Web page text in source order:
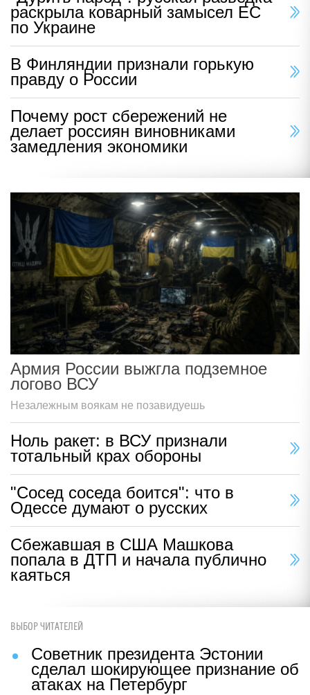
раскрыла коварный замысел ЕС
по Украине
В Финляндии признали горькую
правду о России
Почему рост сбережений не
делает россиян виновниками
замедления экономики
Армия России выжгла подземное
логово ВСУ
Незалежным воякам не позавидуешь
Ноль ракет: в ВСУ признали
тотальный крах обороны
"Сосед соседа боится": что в
Одессе думают о русских
Сбежавшая в США Машкова
попала в ДТП и начала публично
каяться
ВЫБОР ЧИТАТЕЛЕЙ
Советник президента Эстонии
сделал шокирующее признание об
атаках на Петербург